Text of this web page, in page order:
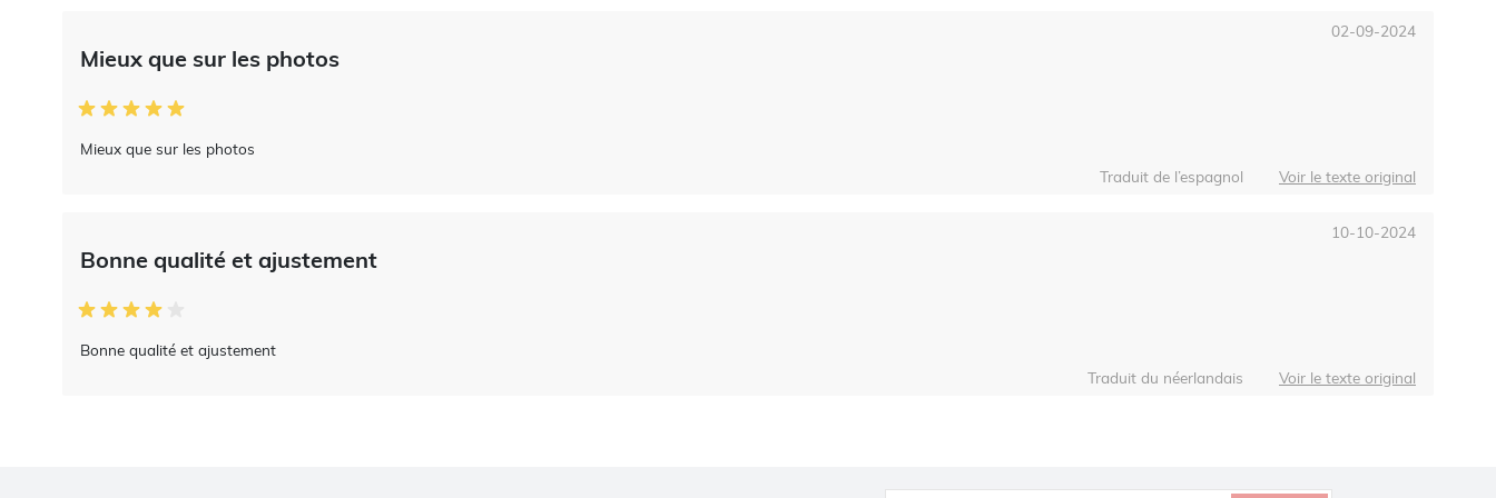
Mieux que sur les photos
Mieux que sur les photos
02-09-2024
Traduit de l’espagnol Voir le texte original
Bonne qualité et ajustement
Bonne qualité et ajustement
10-10-2024
Traduit du néerlandais Voir le texte original